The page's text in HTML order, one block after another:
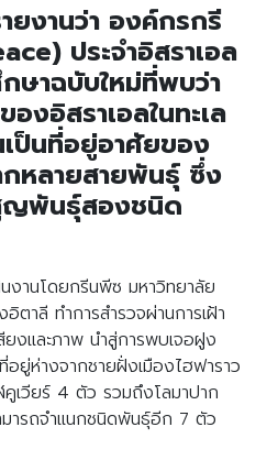
ยงานว่า องค์กรกรี
ประจำอิสราเอล
ษาฉบับใหม่ที่พบว่า
งอิสราเอลในทะเล
เป็นที่อยู่อาศัยของ
กหลายสายพันธุ์ ซึ่ง
ญพันธุ์สองชนิด
งานโดยกรีนพีซ มหาวิทยาลัย
าลี ทำการสำรวจผ่านการเฝ้า
ยงและภาพ นำสู่การพบเจอฝูง
ยู่ห่างจากชายฝั่งเมืองไฮฟาราว
เวียร์ 4 ตัว รวมถึงโลมาปาก
มารถจำแนกชนิดพันธุ์อีก 7 ตัว